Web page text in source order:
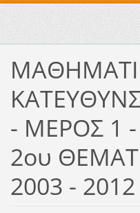
- ΜΕΡΟΣ 1
2ου
2003 - 2012